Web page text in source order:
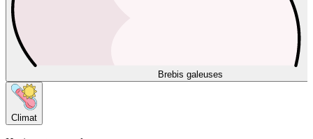
Brebis galeuses
Climat